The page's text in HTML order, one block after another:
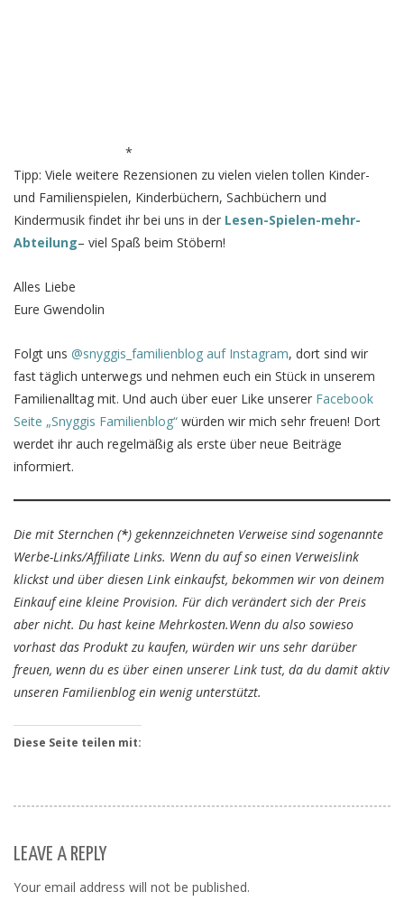
*
Tipp: Viele weitere Rezensionen zu vielen vielen tollen Kinder-
und Familienspielen, Kinderbüchern, Sachbüchern und
Kindermusik findet ihr bei uns in der Lesen-Spielen-mehr-
Abteilung– viel Spaß beim Stöbern!
Alles Liebe
Eure Gwendolin
Folgt uns @snyggis_familienblog auf Instagram, dort sind wir
fast täglich unterwegs und nehmen euch ein Stück in unserem
Familienalltag mit. Und auch über euer Like unserer Facebook
Seite „Snyggis Familienblog“ würden wir mich sehr freuen! Dort
werdet ihr auch regelmäßig als erste über neue Beiträge
informiert.
Die mit Sternchen (*) gekennzeichneten Verweise sind sogenannte
Werbe-Links/Affiliate Links. Wenn du auf so einen Verweislink
klickst und über diesen Link einkaufst, bekommen wir von deinem
Einkauf eine kleine Provision. Für dich verändert sich der Preis
aber nicht. Du hast keine Mehrkosten.Wenn du also sowieso
vorhast das Produkt zu kaufen, würden wir uns sehr darüber
freuen, wenn du es über einen unserer Link tust, da du damit aktiv
unseren Familienblog ein wenig unterstützt.
Diese Seite teilen mit:
LEAVE A REPLY
Your email address will not be published.